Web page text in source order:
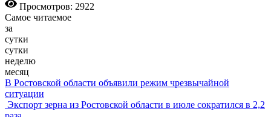
Просмотров: 2922
Самое читаемое
за
сутки
сутки
неделю
месяц
В Ростовской области объявили режим чрезвычайной
ситуации
Экспорт зерна из Ростовской области в июле сократился в 2,2